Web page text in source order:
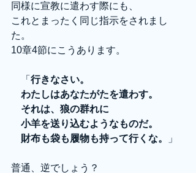
同様に宣教に遣わす際にも、
これとまったく同じ指示をされまし
た。
10章4節にこうあります。
「 行きなさい。
わたしはあなたがたを遣わす。
それは、狼の群れに
小羊を送り込むようなものだ。
財布も袋も履物も持って行くな。
」
普通、逆でしょう？